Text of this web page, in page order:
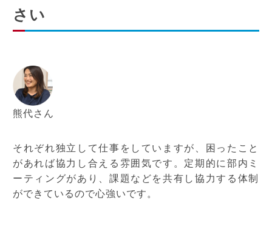
さい
熊代さん
それぞれ独立して仕事をしていますが、困ったこと
があれば協力し合える雰囲気です。定期的に部内ミ
ーティングがあり、課題などを共有し協力する体制
ができているので心強いです。